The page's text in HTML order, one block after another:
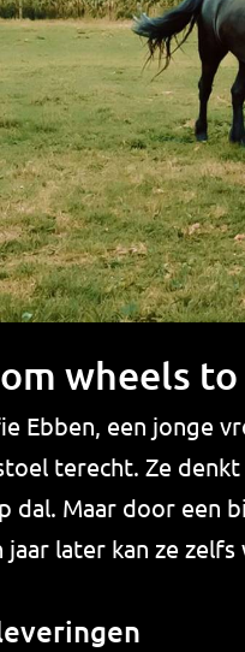
wheels
Ebben, een jonge
terecht. Ze
dal. Maar door een
jaar later kan ze